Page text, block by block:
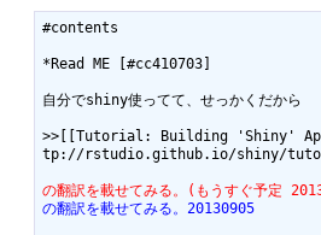
#contents
*Read ME [#cc410703]
自分でshiny使ってて、せっかくだから
>>[[Tutorial: Building 'Shiny'
tp://rstudio.github.io/shiny/
の翻訳を載せてみる。(もうすぐ予定
の翻訳を載せてみる。20130905